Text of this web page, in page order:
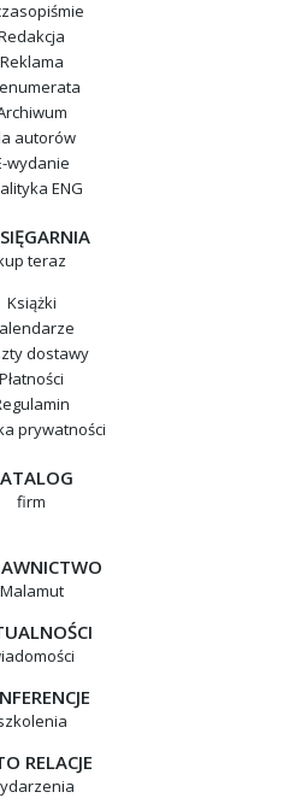
Reklama
autorów
wydanie
ENG
teraz
Książki
dostawy
Płatności
prywatności
firm
Malamut
RELACJE